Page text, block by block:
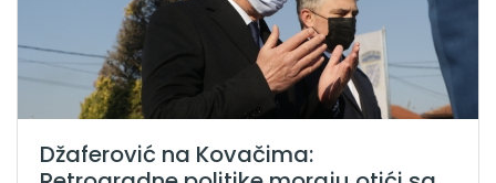
Džaferović na Kovačima: